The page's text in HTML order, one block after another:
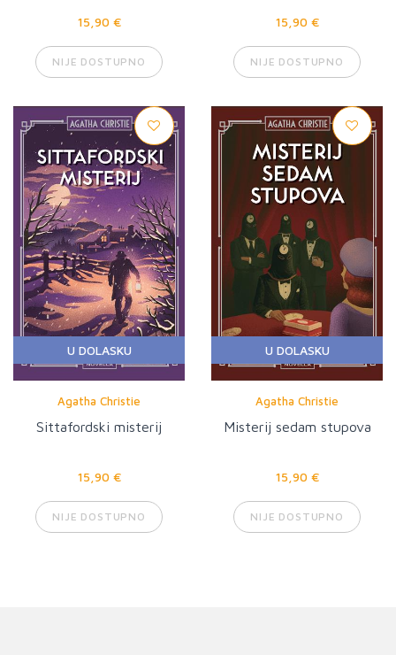
15,90 €
NIJE DOSTUPNO
15,90 €
NIJE DOSTUPNO
U DOLASKU
Agatha Christie
Sittafordski misterij
15,90 €
NIJE DOSTUPNO
U DOLASKU
Agatha Christie
Misterij sedam stupova
15,90 €
NIJE DOSTUPNO